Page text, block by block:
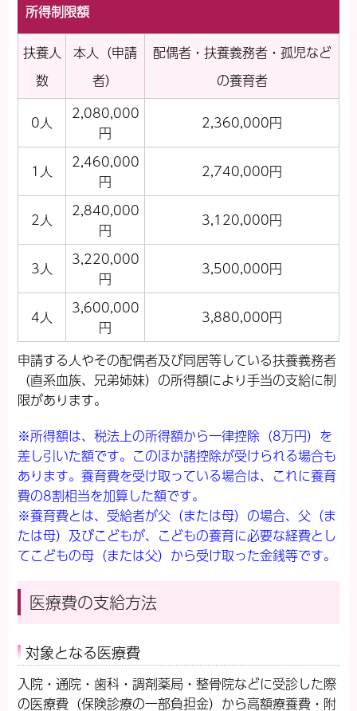
所得制限額
扶養人
数
本人（申請
者）
配偶者・扶養義務者・孤児など
の養育者
0人
2,080,000
円
2,360,000円
1人
2,460,000
円
2,740,000円
2人
2,840,000
円
3,120,000円
3人
3,220,000
円
3,500,000円
4人
3,600,000
円
3,880,000円
申請する人やその配偶者及び同居等している扶養義務者
（直系血族、兄弟姉妹）の所得額により手当の支給に制
限があります。
※所得額は、税法上の所得額から一律控除（8万円）を
差し引いた額です。このほか諸控除が受けられる場合も
あります。養育費を受け取っている場合は、これに養育
費の8割相当を加算した額です。
※養育費とは、受給者が父（または母）の場合、父（ま
たは母）及びこどもが、こどもの養育に必要な経費とし
てこどもの母（または父）から受け取った金銭等です。
医療費の支給方法
対象となる医療費
入院・通院・歯科・調剤薬局・整骨院などに受診した際
の医療費（保険診療の一部負担金）から高額療養費・附